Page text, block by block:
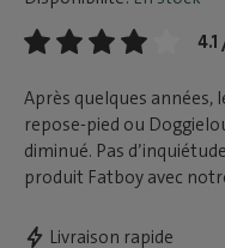
4.1
Après quelques
repose-pied ou
diminué. Pas
produit Fatboy avec
Livraison rapide